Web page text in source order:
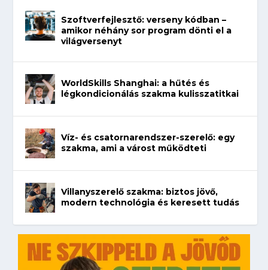
Szoftverfejlesztő: verseny kódban –
amikor néhány sor program dönti el a
világversenyt
WorldSkills Shanghai: a hűtés és
légkondicionálás szakma kulisszatitkai
Víz- és csatornarendszer-szerelő: egy
szakma, ami a várost működteti
Villanyszerelő szakma: biztos jövő,
modern technológia és keresett tudás